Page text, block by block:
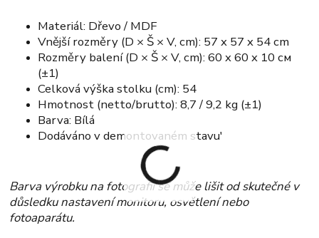
Materiál: Dřevo / MDF
Vnější rozměry (D × Š × V, cm): 57 x 57 x 54 cm
Rozměry balení (D × Š × V, cm): 60 x 60 x 10 см
(±1)
Celková výška stolku (cm): 54
Hmotnost (netto/brutto): 8,7 / 9,2 kg (±1)
Barva: Bílá
Dodáváno v demontovaném stavu'
Barva výrobku na fotografii se může lišit od skutečné v
důsledku nastavení monitoru, osvětlení nebo
fotoaparátu.